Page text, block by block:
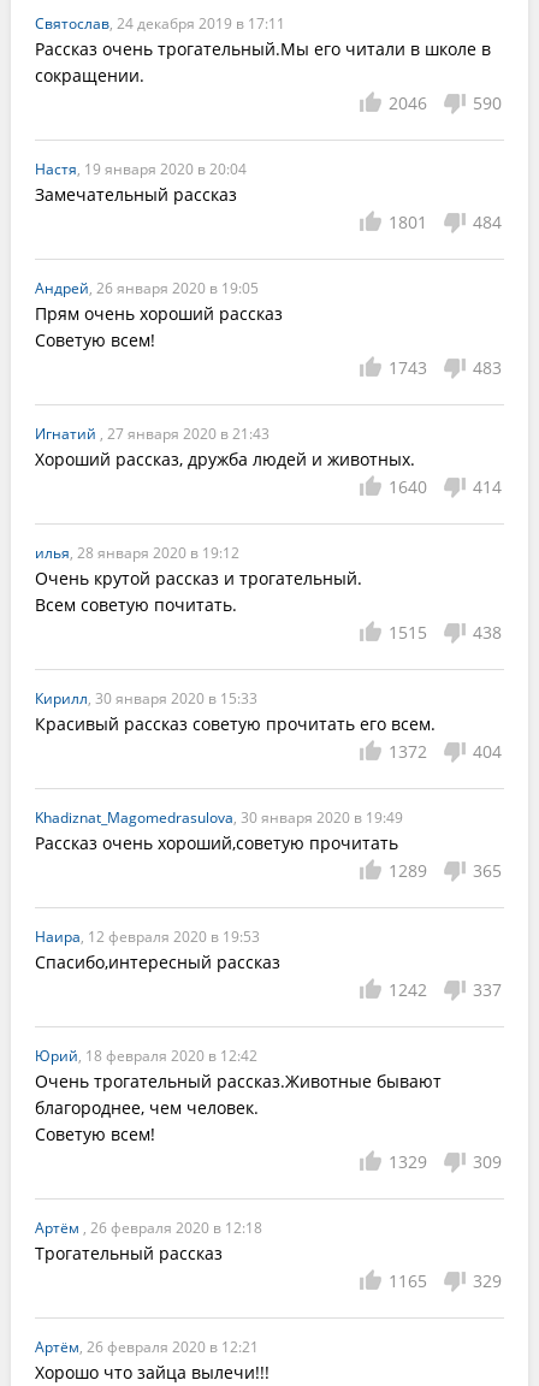
Святослав, 24 декабря 2019 в 17:11
Рассказ очень трогательный.Мы его читали в школе в
сокращении.
2046
590
Настя, 19 января 2020 в 20:04
Замечательный рассказ
1801
484
Андрей, 26 января 2020 в 19:05
Прям очень хороший рассказ
Советую всем!
1743
483
Игнатий , 27 января 2020 в 21:43
Хороший рассказ, дружба людей и животных.
1640
414
илья, 28 января 2020 в 19:12
Очень крутой рассказ и трогательный.
Всем советую почитать.
1515
438
Кирилл, 30 января 2020 в 15:33
Красивый рассказ советую прочитать его всем.
1372
404
Khadiznat_Magomedrasulova, 30 января 2020 в 19:49
Рассказ очень хороший,советую прочитать
1289
365
Наира, 12 февраля 2020 в 19:53
Спасибо,интересный рассказ
1242
337
Юрий, 18 февраля 2020 в 12:42
Очень трогательный рассказ.Животные бывают
благороднее, чем человек.
Советую всем!
1329
309
Артём , 26 февраля 2020 в 12:18
Трогательный рассказ
1165
329
Артём, 26 февраля 2020 в 12:21
Хорошо что зайца вылечи!!!